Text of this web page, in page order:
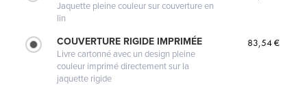
Jaquette pleine couleur sur couverture en
lin
COUVERTURE RIGIDE IMPRIMÉE
Livre cartonné avec un design pleine
couleur imprimé directement sur la
jaquette rigide
83,54 €